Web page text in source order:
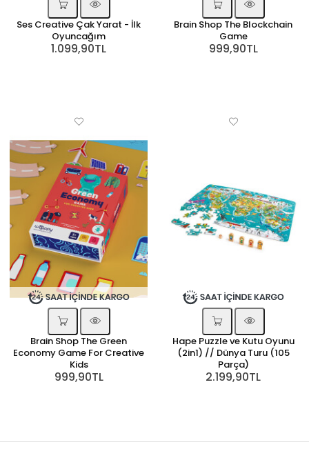
Ses Creative Çak Yarat - İlk
Oyuncağım
1.099,90TL
Brain Shop The Blockchain
Game
999,90TL
Brain Shop The Green
Economy Game For Creative
Kids
999,90TL
Hape Puzzle ve Kutu Oyunu
(2in1) // Dünya Turu (105
Parça)
2.199,90TL